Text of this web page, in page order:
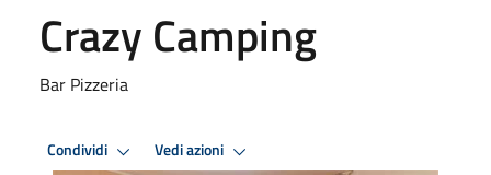
Crazy Camping
Bar Pizzeria
Condividi Vedi azioni